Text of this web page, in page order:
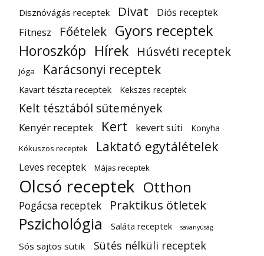
Disznóvágás receptek
Divat
Diós receptek
Fitnesz
Főételek Gyors receptek
Horoszkóp Hírek Húsvéti receptek
Jóga Karácsonyi receptek
Kavart tészta receptek Kekszes receptek
Kelt tésztából sütemények
Kenyér receptek Kert kevert süti Konyha
Kókuszos receptek Laktató egytálételek
Leves receptek Májas receptek
Olcsó receptek Otthon
Pogácsa receptek Praktikus ötletek
Pszichológia Saláta receptek savanyúság
Sós sajtos sütik Sütés nélküli receptek